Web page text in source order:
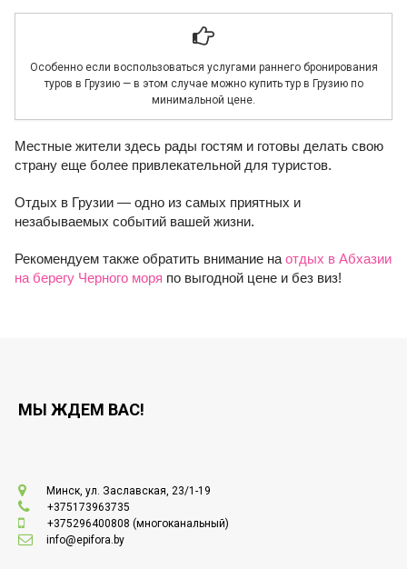
Особенно если воспользоваться услугами раннего бронирования
туров в Грузию — в этом случае можно купить тур в Грузию по
минимальной цене.
Местные жители здесь рады гостям и готовы делать свою
страну еще более привлекательной для туристов.
Отдых в Грузии — одно из самых приятных и
незабываемых событий вашей жизни.
Рекомендуем также обратить внимание на отдых в Абхазии
на берегу Черного моря по выгодной цене и без виз!
МЫ ЖДЕМ ВАС!
Минск, ул. Заславская, 23/1-19
+375173963735
+375296400808 (многоканальный)
info@epifora.by